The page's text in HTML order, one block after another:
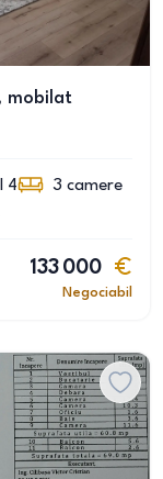
mobilat
4 3 camere
133 000
Negociabil